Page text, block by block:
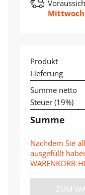
Produkt
Lieferung
Summe netto
Steuer (19%)
Summe
Nachdem Sie
ausgefüllt
WARENKORB
ZUM